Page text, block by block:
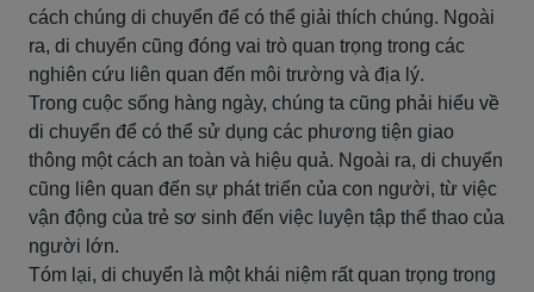
cách chúng di chuyển để có thể giải thích chúng. Ngoài
ra, di chuyển cũng đóng vai trò quan trọng trong các
nghiên cứu liên quan đến môi trường và địa lý.
Trong cuộc sống hàng ngày, chúng ta cũng phải hiểu về
di chuyển để có thể sử dụng các phương tiện giao
thông một cách an toàn và hiệu quả. Ngoài ra, di chuyển
cũng liên quan đến sự phát triển của con người, từ việc
vận động của trẻ sơ sinh đến việc luyện tập thể thao của
người lớn.
Tóm lại, di chuyển là một khái niệm rất quan trọng trong